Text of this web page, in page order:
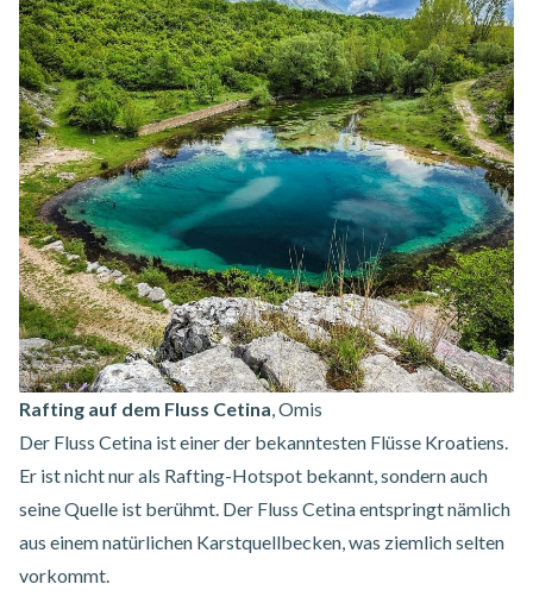
Rafting auf dem Fluss Cetina, Omis
Der Fluss Cetina ist einer der bekanntesten Flüsse Kroatiens.
Er ist nicht nur als Rafting-Hotspot bekannt, sondern auch
seine Quelle ist berühmt. Der Fluss Cetina entspringt nämlich
aus einem natürlichen Karstquellbecken, was ziemlich selten
vorkommt.